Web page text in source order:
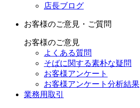
店長ブログ
お客様のご意見・ご質問
お客様のご意見
よくある質問
そばに関する素朴な疑問
お客様アンケート
お客様アンケート分析結果
業務用取引